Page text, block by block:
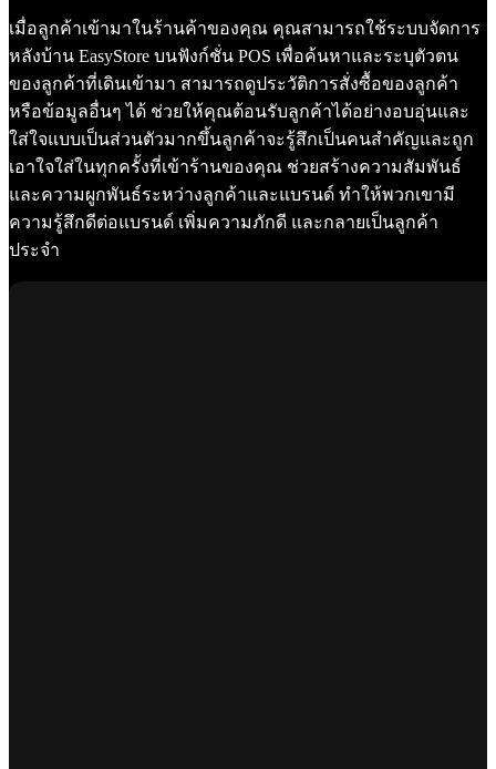
เมื่อลูกค้าเข้ามาในร้านค้าของคุณ คุณสามารถใช้ระบบจัดการ
หลังบ้าน EasyStore บนฟังก์ชั่น POS เพื่อค้นหาและระบุตัวตน
ของลูกค้าที่เดินเข้ามา สามารถดูประวัติการสั่งซื้อของลูกค้า
หรือข้อมูลอื่นๆ ได้ ช่วยให้คุณต้อนรับลูกค้าได้อย่างอบอุ่นและ
ใส่ใจแบบเป็นส่วนตัวมากขึ้นลูกค้าจะรู้สึกเป็นคนสำคัญและถูก
เอาใจใส่ในทุกครั้งที่เข้าร้านของคุณ ช่วยสร้างความสัมพันธ์
และความผูกพันธ์ระหว่างลูกค้าและแบรนด์ ทำให้พวกเขามี
ความรู้สึกดีต่อแบรนด์ เพิ่มความภักดี และกลายเป็นลูกค้า
ประจำ